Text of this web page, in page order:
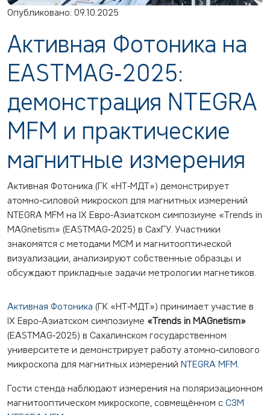
Опубликовано: 09.10.2025
Активная Фотоника на
EASTMAG‑2025:
демонстрация NTEGRA
MFM и практические
магнитные измерения
Активная Фотоника (ГК «НТ‑МДТ») демонстрирует
атомно‑силовой микроскоп для магнитных измерений
NTEGRA MFM на IX Евро‑Азиатском симпозиуме «Trends in
MAGnetism» (EASTMAG‑2025) в СахГУ. Участники
знакомятся с методами МСМ и магнитооптической
визуализации, анализируют собственные образцы и
обсуждают прикладные задачи метрологии магнетиков.
Активная Фотоника (ГК «НТ‑МДТ») принимает участие в
IX Евро‑Азиатском симпозиуме «Trends in MAGnetism»
(EASTMAG‑2025) в Сахалинском государственном
университете и демонстрирует работу атомно‑силового
микроскопа для магнитных измерений NTEGRA MFM
Гости стенда наблюдают измерения на поляризационном
магнитооптическом микроскопе, совмещённом с СЗМ